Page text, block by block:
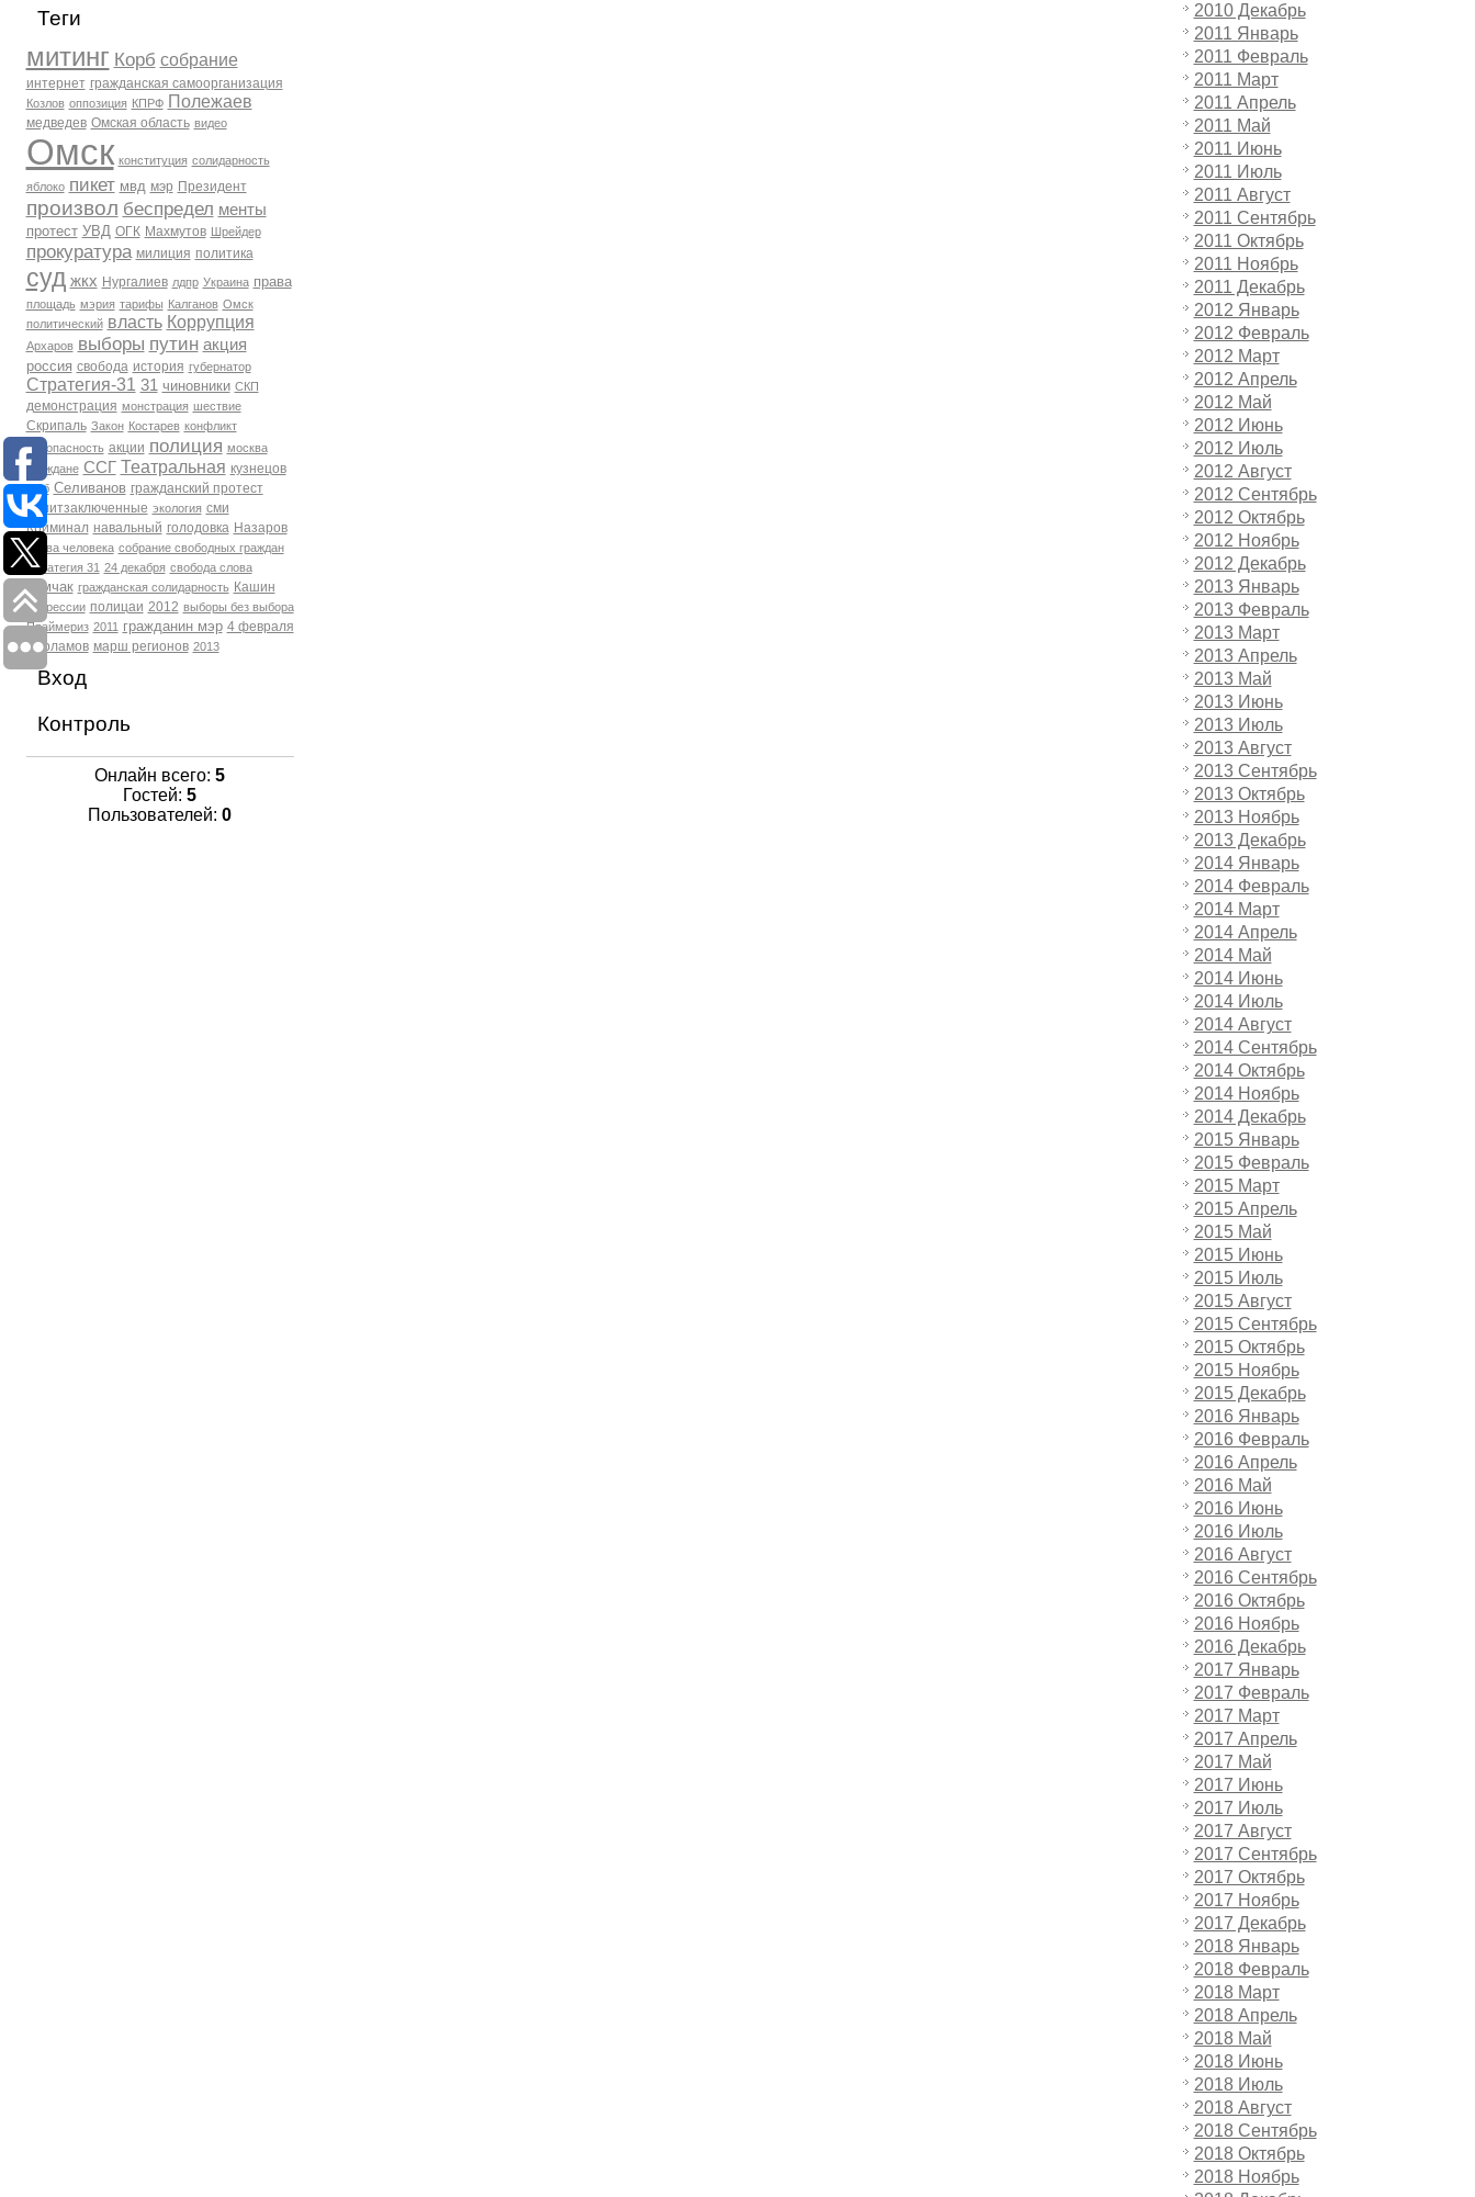
Теги
митинг Корб собрание
интернет гражданская самоорганизация
Козлов оппозиция КПРФ Полежаев
медведев Омская область видео
Омск конституция солидарность
яблоко пикет мвд мэр Президент
произвол беспредел менты
протест УВД ОГК Махмутов Шрейдер
прокуратура милиция политика
суд жкх Нургалиев лдпр Украина права
площадь мэрия тарифы Калганов Омск
политический власть Коррупция
Архаров выборы путин акция
россия свобода история губернатор
Стратегия-31 31 чиновники СКП
демонстрация монстрация шествие
Скрипаль Закон Костарев конфликт
Безопасность акции полиция москва
Граждане ССГ Театральная кузнецов
фсб Селиванов гражданский протест
политзаключенные экология сми
Криминал навальный голодовка Назаров
права человека собрание свободных граждан
Стратегия 31 24 декабря свобода слова
Томчак гражданская солидарность Кашин
репрессии полицаи 2012 выборы без выбора
Праймериз 2011 гражданин мэр 4 февраля
Варламов марш регионов 2013
Вход
Контроль
Онлайн всего: 5
Гостей: 5
Пользователей: 0
2010 Декабрь
2011 Январь
2011 Февраль
2011 Март
2011 Апрель
2011 Май
2011 Июнь
2011 Июль
2011 Август
2011 Сентябрь
2011 Октябрь
2011 Ноябрь
2011 Декабрь
2012 Январь
2012 Февраль
2012 Март
2012 Апрель
2012 Май
2012 Июнь
2012 Июль
2012 Август
2012 Сентябрь
2012 Октябрь
2012 Ноябрь
2012 Декабрь
2013 Январь
2013 Февраль
2013 Март
2013 Апрель
2013 Май
2013 Июнь
2013 Июль
2013 Август
2013 Сентябрь
2013 Октябрь
2013 Ноябрь
2013 Декабрь
2014 Январь
2014 Февраль
2014 Март
2014 Апрель
2014 Май
2014 Июнь
2014 Июль
2014 Август
2014 Сентябрь
2014 Октябрь
2014 Ноябрь
2014 Декабрь
2015 Январь
2015 Февраль
2015 Март
2015 Апрель
2015 Май
2015 Июнь
2015 Июль
2015 Август
2015 Сентябрь
2015 Октябрь
2015 Ноябрь
2015 Декабрь
2016 Январь
2016 Февраль
2016 Апрель
2016 Май
2016 Июнь
2016 Июль
2016 Август
2016 Сентябрь
2016 Октябрь
2016 Ноябрь
2016 Декабрь
2017 Январь
2017 Февраль
2017 Март
2017 Апрель
2017 Май
2017 Июнь
2017 Июль
2017 Август
2017 Сентябрь
2017 Октябрь
2017 Ноябрь
2017 Декабрь
2018 Январь
2018 Февраль
2018 Март
2018 Апрель
2018 Май
2018 Июнь
2018 Июль
2018 Август
2018 Сентябрь
2018 Октябрь
2018 Ноябрь